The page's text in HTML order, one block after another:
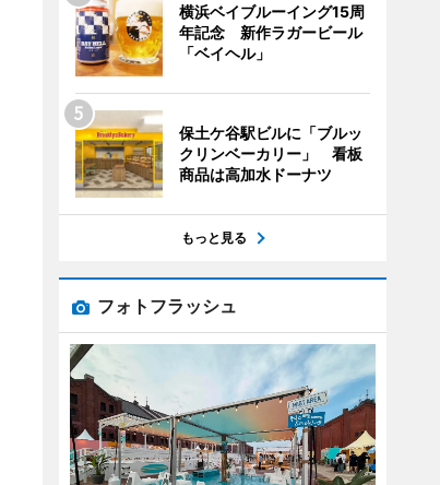
横浜ベイブルーイング15周
年記念 新作ラガービール
「ベイヘル」
保土ケ谷駅ビルに「ブルッ
クリンベーカリー」 看板
商品は高加水ドーナツ
もっと見る
フォトフラッシュ